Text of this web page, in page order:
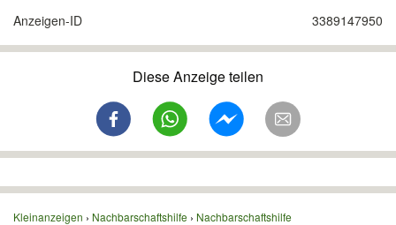
Anzeigen-ID 3389147950
Diese Anzeige teilen
Kleinanzeigen Nachbarschaftshilfe Nachbarschaftshilfe